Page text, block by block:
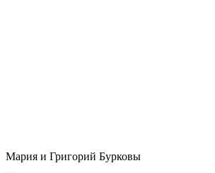
Мария и Григорий Бурковы